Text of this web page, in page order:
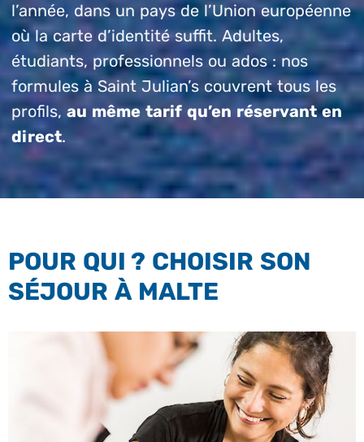
l’année, dans un pays de l’Union européenne
où la carte d’identité suffit. Adultes,
étudiants, professionnels ou ados : nos
formules à Saint Julian’s couvrent tous les
profils, au même tarif qu’en réservant en
direct.
POUR QUI ? CHOISIR SON
SÉJOUR À MALTE